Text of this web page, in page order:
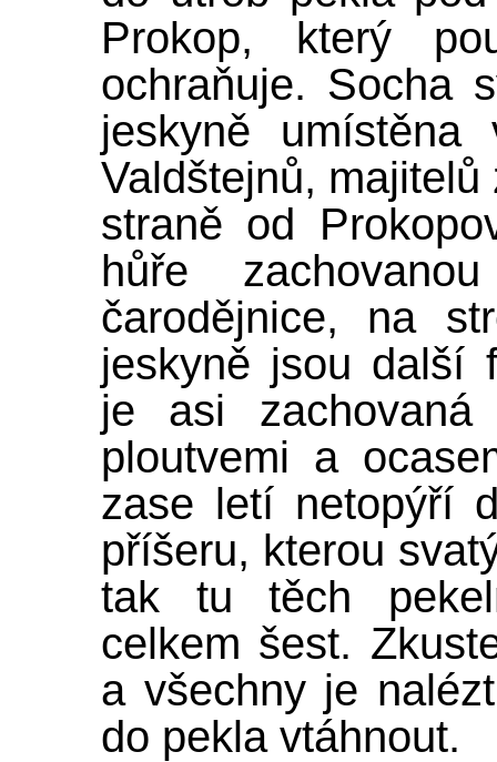
Prokop, který
ochraňuje. Socha
jeskyně
Valdštejnů,
straně od
hůře
čarodějnice, na
jeskyně jsou další
je asi
ploutvemi a
zase letí netopýří
příšeru, kterou
tak tu těch
celkem šest.
a všechny je
do pekla vtáhnout.